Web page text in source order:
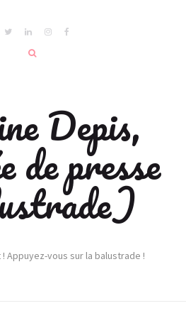
Depis,
de presse
Appuyez-vous sur la balustrade !